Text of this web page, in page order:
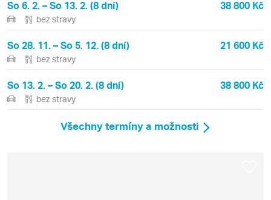
So 6. 2. – So 13. 2. (8 dní) 38 800 Kč
bez stravy
So 28. 11. – So 5. 12. (8 dní) 21 600 Kč
bez stravy
So 13. 2. – So 20. 2. (8 dní) 38 800 Kč
bez stravy
Všechny termíny a možnosti